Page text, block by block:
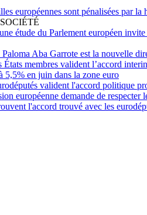
européennes sont pénalisées par la
une étude du Parlement européen
Paloma Aba Garrote est la nouvelle
États membres valident l’accord
5,5% en juin dans la zone euro
valident l'accord politique
européenne demande de
l'accord trouvé avec les